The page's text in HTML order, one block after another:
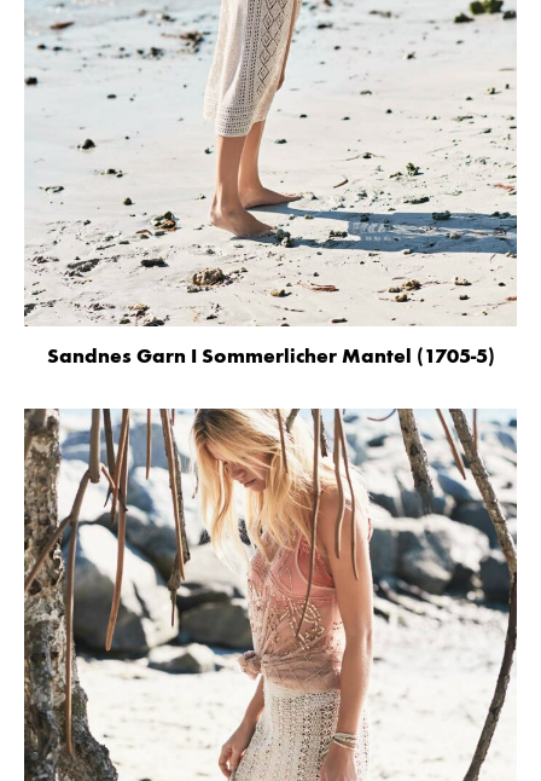
Sandnes Garn I Sommerlicher Mantel (1705-5)